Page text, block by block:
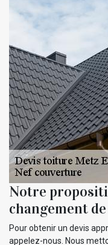
Notre
changement
Pour obtenir un devis
appelez-nous. Nous